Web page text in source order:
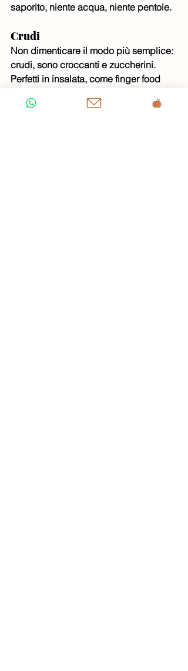
saporito, niente acqua, niente pentole.
Crudi
Non dimenticare il modo più semplice:
crudi, sono croccanti e zuccherini.
Perfetti in insalata, come finger food
sgranocchiati interi con un pizzico di